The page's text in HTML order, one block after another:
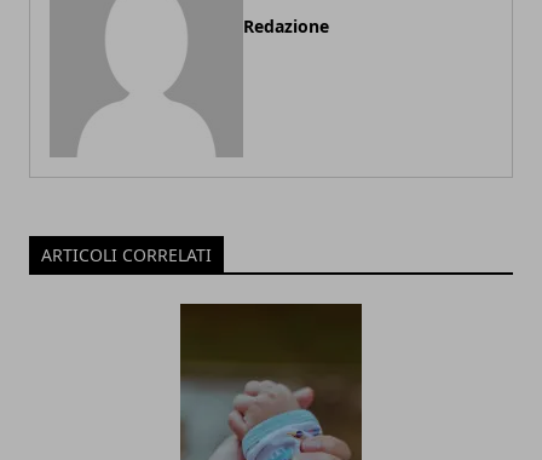
Redazione
ARTICOLI CORRELATI